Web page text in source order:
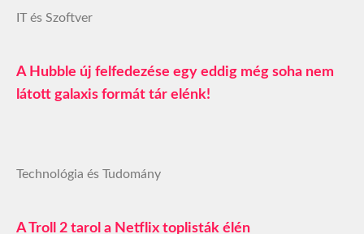
IT és Szoftver
A Hubble új felfedezése egy eddig még soha nem
látott galaxis formát tár elénk!
Technológia és Tudomány
A Troll 2 tarol a Netflix toplisták élén